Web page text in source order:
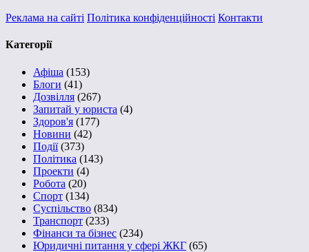
Реклама на сайті Політика конфіденційності Контакти
Категорії
Афіша (153)
Блоги (41)
Дозвілля (267)
Запитай у юриста (4)
Здоров'я (177)
Новини (42)
Події(373)
Політика (143)
Проекти (4)
Робота (20)
Спорт (134)
Суспільство (834)
Транспорт (233)
Фінанси та бізнес (234)
Юридичні питання у сфері ЖКГ (65)